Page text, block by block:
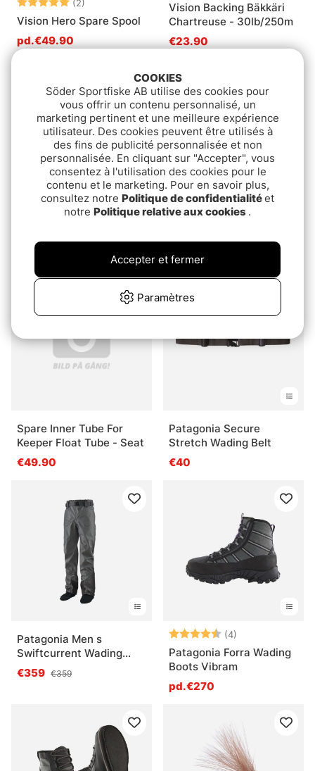
(2)
Vision Hero Spare Spool
pd.€49.90
Vision Backing Bäkkäri
Chartreuse - 30lb/250m
€23.90
Vision Backing Bäkkäri
€7.90
Vision 3 in 1 Reel Case
Spare Inner Tube For
Keeper Float Tube - Seat
€49.90
Patagonia Secure
Stretch Wading Belt
€40
Patagonia Men s
Swiftcurrent Wading
Pants
€359 €359
Note: (4)
Patagonia Forra Wading
Boots Vibram
pd.€270
COOKIES
Söder Sportfiske AB utilise des cookies pour
vous offrir un contenu personnalisé, un
marketing pertinent et une meilleure expérience
utilisateur. Des cookies peuvent être utilisés à
des fins de publicité personnalisée et non
personnalisée. En cliquant sur "Accepter", vous
consentez à l'utilisation des cookies pour le
contenu et le marketing. Pour en savoir plus,
consultez notre Politique de confidentialitéet
notre Politique relative aux cookies .
Paramètres
Accepter et fermer